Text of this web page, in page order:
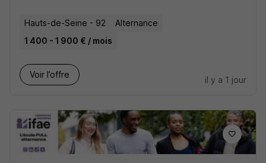
Hauts-de-Seine - 92
Alternance
1 400 - 1 900 € / mois
Voir l’offre
il y a 1 jour